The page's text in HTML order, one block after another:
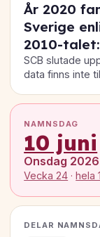
År 2020
Sverige
2010-
SCB slutade
data finns inte
NAMNSDAG
10 juni
Onsdag 2026
Vecka 24 ·hela
DELAR